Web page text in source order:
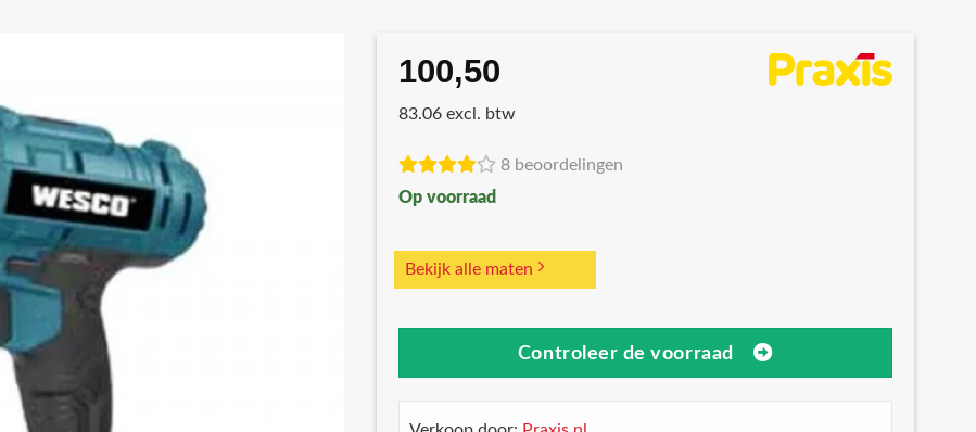
100,50
83.06 excl. btw
8 beoordelingen
Op voorraad
Bekijk alle maten
Controleer de voorraad